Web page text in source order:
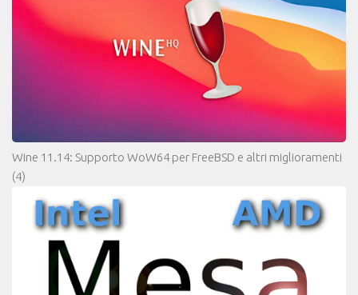
Wine 11.14: Supporto WoW64 per FreeBSD e altri miglioramenti
(4)